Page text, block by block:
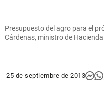
Presupuesto del agro para el
Cárdenas, ministro de
25 de septiembre de 2013